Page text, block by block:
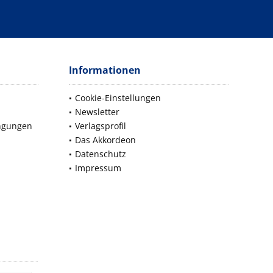
Informationen
Cookie-Einstellungen
Newsletter
Verlagsprofil
Das Akkordeon
Datenschutz
Impressum